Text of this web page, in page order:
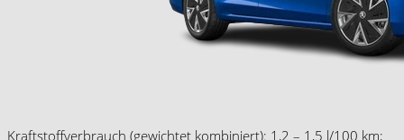
Kraftstoffverbrauch (gewichtet kombiniert): 1,2 – 1,5 l/100 km;